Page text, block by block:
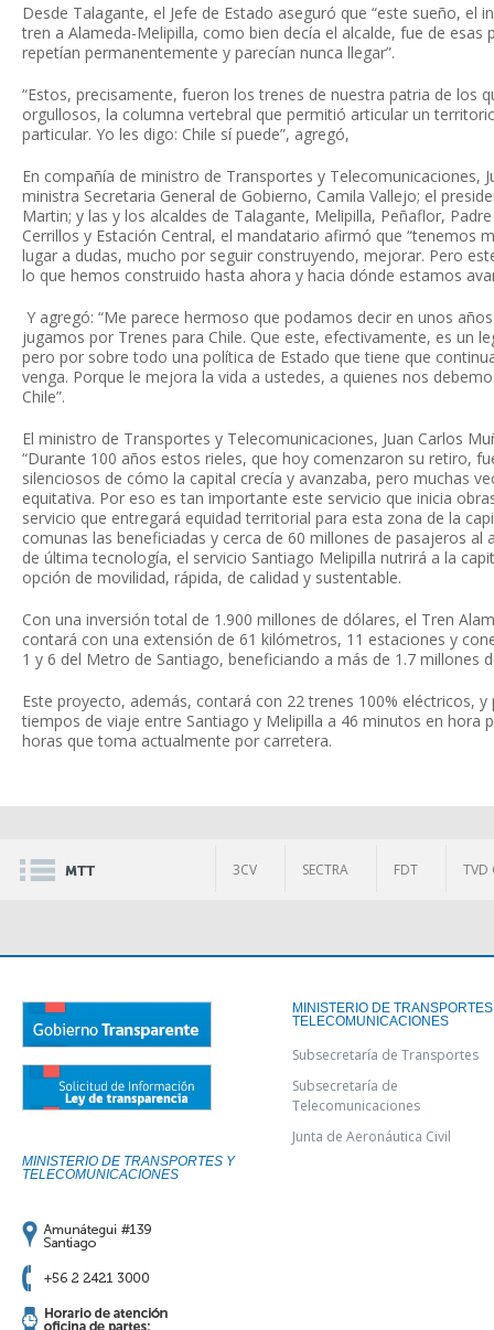
Desde Talagante, el Jefe de Estado aseguró que “este sueño, el
tren a Alameda-Melipilla, como bien decía el alcalde, fue de esas
repetían permanentemente y parecían nunca llegar”.
“Estos, precisamente, fueron los trenes de nuestra patria de los
orgullosos, la columna vertebral que permitió articular un
particular. Yo les digo: Chile sí puede”, agregó,
En compañía de ministro de Transportes y Telecomunicaciones,
ministra Secretaria General de Gobierno, Camila Vallejo; el
Martin; y las y los alcaldes de Talagante, Melipilla, Peñaflor,
Cerrillos y Estación Central, el mandatario afirmó que “tenemos
lugar a dudas, mucho por seguir construyendo, mejorar. Pero
lo que hemos construido hasta ahora y hacia dónde estamos
Y agregó: “Me parece hermoso que podamos decir en unos
jugamos por Trenes para Chile. Que este, efectivamente, es un
pero por sobre todo una política de Estado que tiene que
venga. Porque le mejora la vida a ustedes, a quienes nos
Chile”.
El ministro de Transportes y Telecomunicaciones, Juan Carlos
“Durante 100 años estos rieles, que hoy comenzaron su retiro,
silenciosos de cómo la capital crecía y avanzaba, pero muchas
equitativa. Por eso es tan importante este servicio que inicia
servicio que entregará equidad territorial para esta zona de la
comunas las beneficiadas y cerca de 60 millones de pasajeros al
de última tecnología, el servicio Santiago Melipilla nutrirá a la
opción de movilidad, rápida, de calidad y sustentable.
Con una inversión total de 1.900 millones de dólares, el Tren
contará con una extensión de 61 kilómetros, 11 estaciones y
1 y 6 del Metro de Santiago, beneficiando a más de 1.7 millones
Este proyecto, además, contará con 22 trenes 100% eléctricos,
tiempos de viaje entre Santiago y Melipilla a 46 minutos en hora
horas que toma actualmente por carretera.
3CV SECTRA FDT TVD
MINISTERIO DE TRANSPORTES Y
TELECOMUNICACIONES
MINISTERIO DE
TELECOMUNICACIONES
Subsecretaría de Transportes
Subsecretaría de
Telecomunicaciones
Junta de Aeronáutica Civil